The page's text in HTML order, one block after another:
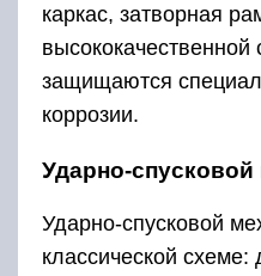
каркас, затворная
защищаются
коррозии.
Ударно-спусковой
Ударно-спусковой
классической схеме: